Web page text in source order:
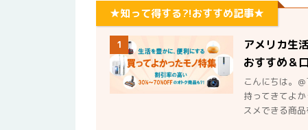
★知って得する?!おすすめ記事★
1
アメリカ生
おすすめ＆
こんにちは。
持ってきてよ
スメできる商